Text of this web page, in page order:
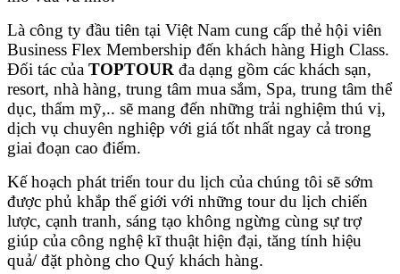
Là công ty đầu tiên tại Việt Nam cung cấp thẻ hội viên
Business Flex Membership đến khách hàng High Class.
Đối tác của TOPTOUR đa dạng gồm các khách sạn,
resort, nhà hàng, trung tâm mua sắm, Spa, trung tâm thể
dục, thẩm mỹ,.. sẽ mang đến những trải nghiệm thú vị,
dịch vụ chuyên nghiệp với giá tốt nhất ngay cả trong
giai đoạn cao điểm.
Kế hoạch phát triển tour du lịch của chúng tôi sẽ sớm
được phủ khắp thế giới với những tour du lịch chiến
lược, cạnh tranh, sáng tạo không ngừng cùng sự trợ
giúp của công nghệ kĩ thuật hiện đại, tăng tính hiệu
quả/ đặt phòng cho Quý khách hàng.